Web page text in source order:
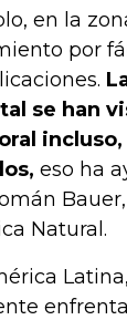
en la
por
se han
eso ha
Natural.